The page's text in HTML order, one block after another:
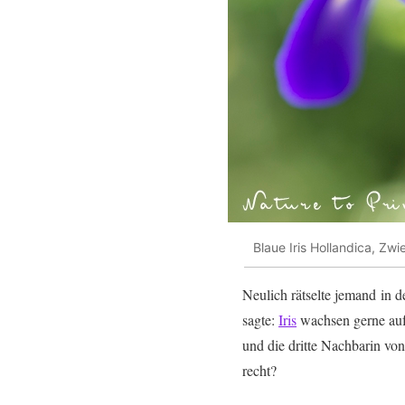
Blaue Iris Hollandica,
Neulich rätselte jemand in
sagte: Iriswachsen gerne
und die dritte Nachbarin
recht?